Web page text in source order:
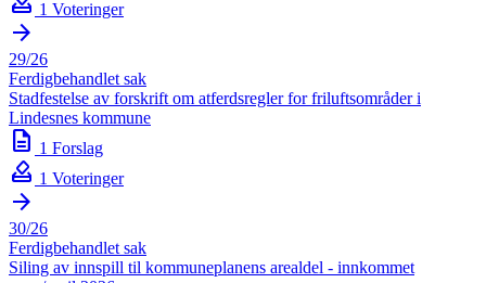
1 Voteringer
arrow_forward
29/26
Ferdigbehandlet sak
Stadfestelse av forskrift om atferdsregler for friluftsområder i
Lindesnes kommune
description 1 Forslag
how_to_vote 1 Voteringer
arrow_forward
30/26
Ferdigbehandlet sak
Siling av innspill til kommuneplanens arealdel - innkommet